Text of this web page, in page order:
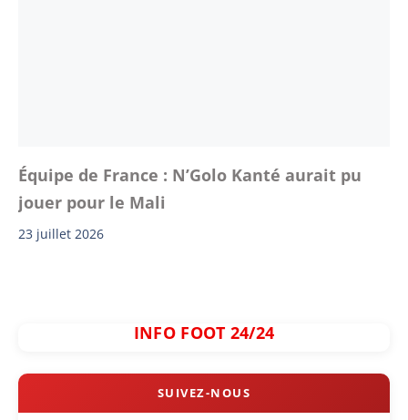
Équipe de France : N’Golo Kanté aurait pu
jouer pour le Mali
23 juillet 2026
INFO FOOT 24/24